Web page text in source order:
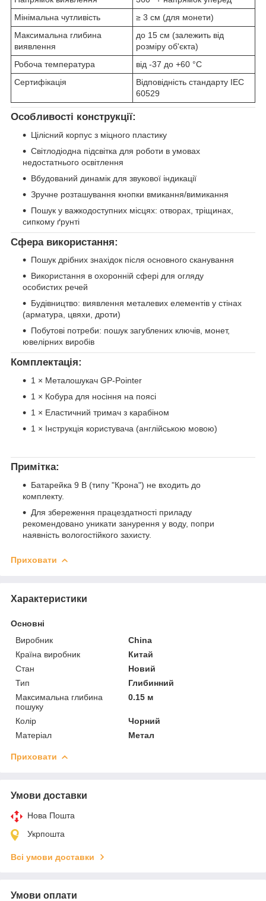
Мінімальна чутливість
≥ 3 см (для монети)
Максимальна глибина
виявлення
до 15 см (залежить від
розміру об'єкта)
Робоча температура
від -37 до +60 °C
Сертифікація
Відповідність стандарту IEC
60529
Особливості конструкції:
Цілісний корпус з міцного пластику
Світлодіодна підсвітка для роботи в умовах
недостатнього освітлення
Вбудований динамік для звукової індикації
Зручне розташування кнопки вмикання/вимикання
Пошук у важкодоступних місцях: отворах, тріщинах,
сипкому ґрунті
Сфера використання:
Пошук дрібних знахідок після основного сканування
Використання в охоронній сфері для огляду
особистих речей
Будівництво: виявлення металевих елементів у стінах
(арматура, цвяхи, дроти)
Побутові потреби: пошук загублених ключів, монет,
ювелірних виробів
Комплектація:
1 × Металошукач GP-Pointer
1 × Кобура для носіння на поясі
1 × Еластичний тримач з карабіном
1 × Інструкція користувача (англійською мовою)
Примітка:
Батарейка 9 В (типу "Крона") не входить до
комплекту.
Для збереження працездатності приладу
рекомендовано уникати занурення у воду, попри
наявність вологостійкого захисту.
Приховати
Характеристики
Основні
Виробник
China
Країна виробник
Китай
Стан
Новий
Тип
Глибинний
Максимальна глибина
пошуку
0.15 м
Колір
Чорний
Матеріал
Метал
Приховати
Умови доставки
Нова Пошта
Укрпошта
Всі умови доставки
Умови оплати